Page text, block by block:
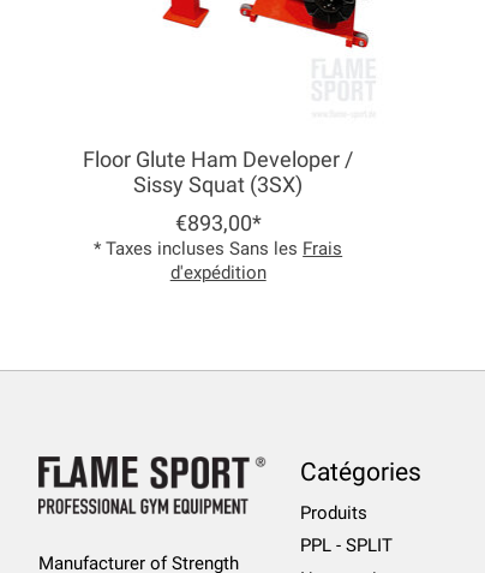
Floor Glute Ham Developer /
Sissy Squat (3SX)
€893,00*
* Taxes incluses Sans les Frais
d'expédition
Manufacturer of Strength
Catégories
Produits
PPL - SPLIT